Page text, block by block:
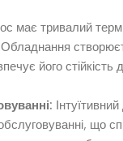
має тривалий
його стійкість
обслуговуванні, що